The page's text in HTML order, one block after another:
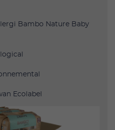
Bambo Nature Baby
Ecolabel